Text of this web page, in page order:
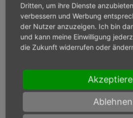
Bei Eingangsdruck 6 bar
Lastdrehzahl
Max. Drehmoment
Dritten, um ihre Dienste
verbessern und Werbung
der Nutzer anzuzeigen. Ich bin
und kann meine Einwilligung
die Zukunft widerrufen oder
Ablehnen